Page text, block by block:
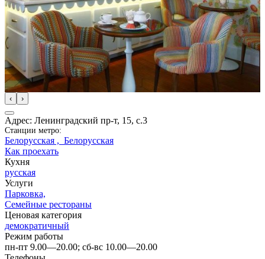
‹ ›
Адрес: Ленинградский пр-т, 15, с.3
Станции метро:
Белорусская , Белорусская
Как проехать
Кухня
русская
Услуги
Парковка,
Семейные рестораны
Ценовая категория
демократичный
Режим работы
пн-пт 9.00—20.00; сб-вс 10.00—20.00